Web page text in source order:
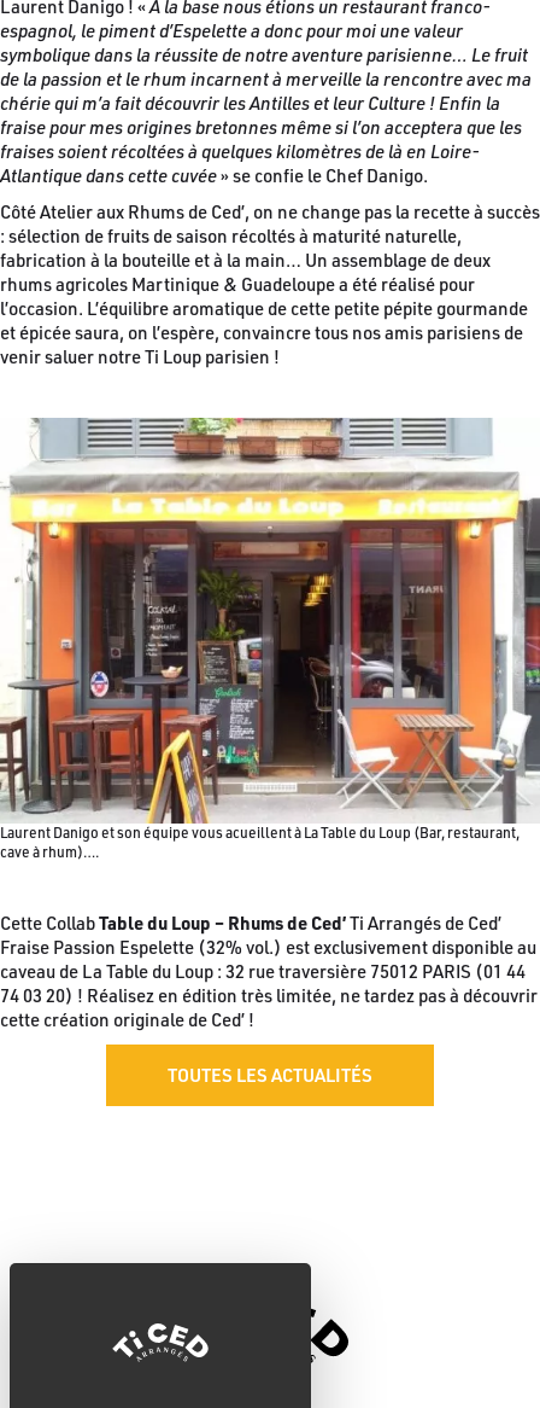
Laurent Danigo ! «A la base nous étions un restaurant franco-
espagnol, le piment d’Espelette a donc pour moi une valeur
symbolique dans la réussite de notre aventure parisienne… Le fruit
de la passion et le rhum incarnent à merveille la rencontre avec ma
chérie qui m’a fait découvrir les Antilles et leur Culture ! Enfin la
fraise pour mes origines bretonnes même si l’on acceptera que les
fraises soient récoltées à quelques kilomètres de là en Loire-
Atlantique dans cette cuvée» se confie le Chef Danigo.
Côté Atelier aux Rhums de Ced’, on ne change pas la recette à succès
: sélection de fruits de saison récoltés à maturité naturelle,
fabrication à la bouteille et à la main… Un assemblage de deux
rhums agricoles Martinique & Guadeloupe a été réalisé pour
l’occasion. L’équilibre aromatique de cette petite pépite gourmande
et épicée saura, on l’espère, convaincre tous nos amis parisiens de
venir saluer notre Ti Loup parisien !
Laurent Danigo et son équipe vous acueillent à La Table du Loup (Bar, restaurant,
cave à rhum)….
Cette CollabTable du Loup – Rhums de Ced’Ti Arrangés de Ced’
Fraise Passion Espelette (32% vol.) est exclusivement disponible au
caveau de La Table du Loup : 32 rue traversière 75012 PARIS (01 44
74 03 20) ! Réalisez en édition très limitée, ne tardez pas à découvrir
cette création originale de Ced’ !
TOUTES LES ACTUALITÉS